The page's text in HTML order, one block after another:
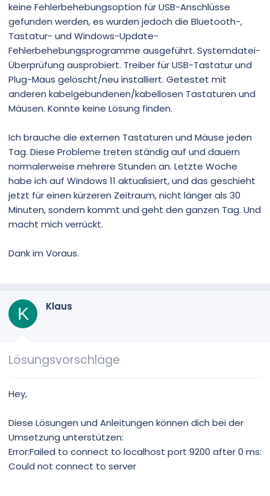
keine Fehlerbehebungsoption für USB-Anschlüsse
gefunden werden, es wurden jedoch die Bluetooth-,
Tastatur- und Windows-Update-
Fehlerbehebungsprogramme ausgeführt. Systemdatei-
Überprüfung ausprobiert. Treiber für USB-Tastatur und
Plug-Maus gelöscht/neu installiert. Getestet mit
anderen kabelgebundenen/kabellosen Tastaturen und
Mäusen. Konnte keine Lösung finden.
Ich brauche die externen Tastaturen und Mäuse jeden
Tag. Diese Probleme treten ständig auf und dauern
normalerweise mehrere Stunden an. Letzte Woche
habe ich auf Windows 11 aktualisiert, und das geschieht
jetzt für einen kürzeren Zeitraum, nicht länger als 30
Minuten, sondern kommt und geht den ganzen Tag. Und
macht mich verrückt.
Dank im Voraus.
K Klaus
Lösungsvorschläge
Hey,
Diese Lösungen und Anleitungen können dich bei der
Umsetzung unterstützen:
Error:Failed to connect to localhost port 9200 after 0 ms:
Could not connect to server